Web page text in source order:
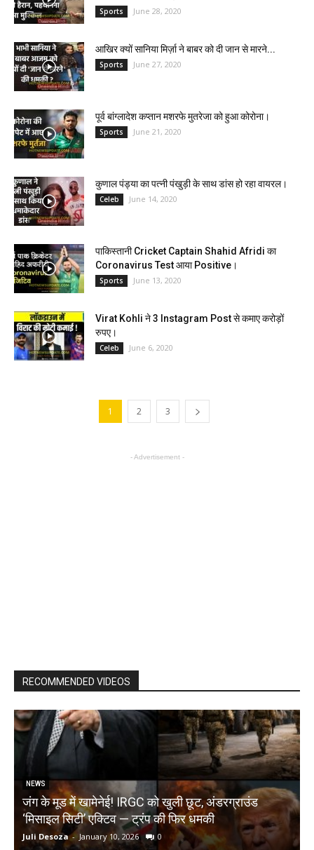
Sports June 28, 2020
आखिर क्यों सानिया मिर्ज़ा ने बाबर को दी जान से मारने...
Sports June 27, 2020
पूर्व बांग्लादेश कप्तान मशरफे मुतरेजा को हुआ कोरोना।
Sports June 21, 2020
कुणाल पंड्या का पत्नी पंखुड़ी के साथ डांस हो रहा वायरल।
Celeb June 14, 2020
पाकिस्तानी Cricket Captain Shahid Afridi का
Coronavirus Test आया Positive।
Sports June 13, 2020
Virat Kohli ने 3 Instagram Post से कमाए करोड़ों
रुपए।
Celeb June 6, 2020
1 2 3
- Advertisement -
RECOMMENDED VIDEOS
NEWS
जंग के मूड में खामेनेई! IRGC को खुली छूट, अंडरग्राउंड
‘मिसाइल सिटी’ एक्टिव — ट्रंप की फिर धमकी
Juli Desoza - January 10, 2026 0